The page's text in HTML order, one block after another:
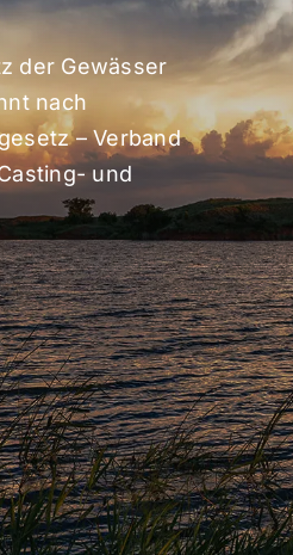
der Gewässer
nach
– Verband
und